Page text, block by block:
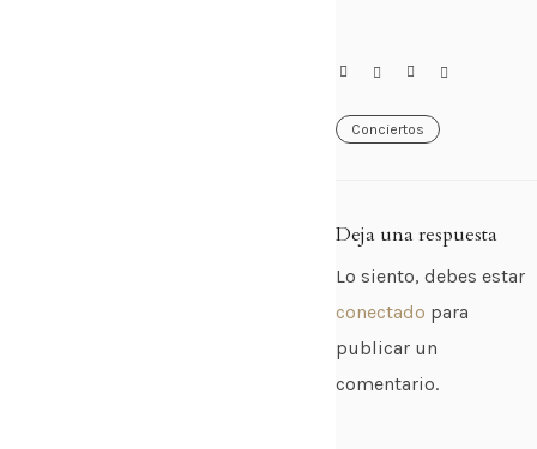
Conciertos
Deja una respuesta
Lo siento, debes estar
conectado para
publicar un
comentario.